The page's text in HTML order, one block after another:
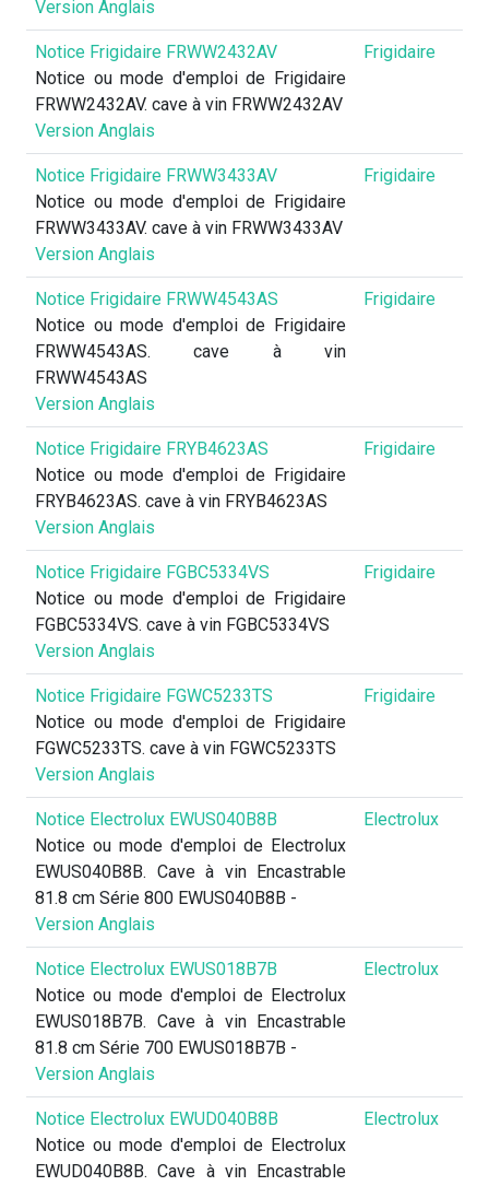
Version Anglais
Notice Frigidaire FRWW2432AV
Notice ou mode d'emploi de Frigidaire
FRWW2432AV. cave à vin FRWW2432AV
Version Anglais
Frigidaire
Notice Frigidaire FRWW3433AV
Notice ou mode d'emploi de Frigidaire
FRWW3433AV. cave à vin FRWW3433AV
Version Anglais
Frigidaire
Notice Frigidaire FRWW4543AS
Notice ou mode d'emploi de Frigidaire
FRWW4543AS. cave à vin
FRWW4543AS
Version Anglais
Frigidaire
Notice Frigidaire FRYB4623AS
Notice ou mode d'emploi de Frigidaire
FRYB4623AS. cave à vin FRYB4623AS
Version Anglais
Frigidaire
Notice Frigidaire FGBC5334VS
Notice ou mode d'emploi de Frigidaire
FGBC5334VS. cave à vin FGBC5334VS
Version Anglais
Frigidaire
Notice Frigidaire FGWC5233TS
Notice ou mode d'emploi de Frigidaire
FGWC5233TS. cave à vin FGWC5233TS
Version Anglais
Frigidaire
Notice Electrolux EWUS040B8B
Notice ou mode d'emploi de Electrolux
EWUS040B8B. Cave à vin Encastrable
81.8 cm Série 800 EWUS040B8B -
Version Anglais
Electrolux
Notice Electrolux EWUS018B7B
Notice ou mode d'emploi de Electrolux
EWUS018B7B. Cave à vin Encastrable
81.8 cm Série 700 EWUS018B7B -
Version Anglais
Electrolux
Notice Electrolux EWUD040B8B
Notice ou mode d'emploi de Electrolux
EWUD040B8B. Cave à vin Encastrable
Electrolux